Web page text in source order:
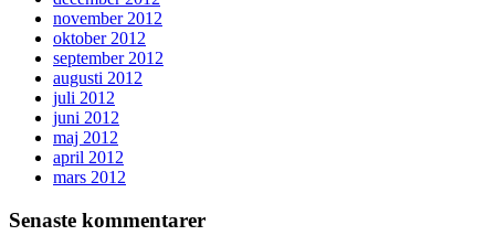
november 2012
oktober 2012
september 2012
augusti 2012
juli 2012
juni 2012
maj 2012
april 2012
mars 2012
Senaste kommentarer